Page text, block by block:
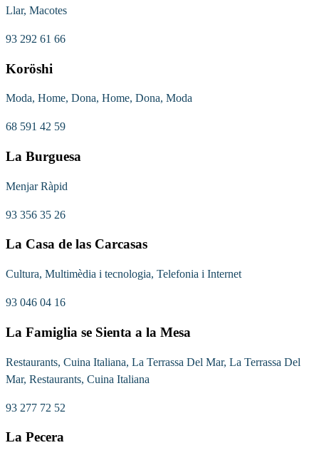
Llar, Macotes
93 292 61 66
Koröshi
Moda, Home, Dona, Home, Dona, Moda
68 591 42 59
La Burguesa
Menjar Ràpid
93 356 35 26
La Casa de las Carcasas
Cultura, Multimèdia i tecnologia, Telefonia i Internet
93 046 04 16
La Famiglia se Sienta a la Mesa
Restaurants, Cuina Italiana, La Terrassa Del Mar, La Terrassa Del
Mar, Restaurants, Cuina Italiana
93 277 72 52
La Pecera